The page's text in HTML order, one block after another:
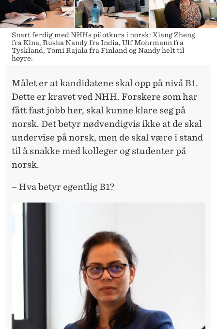
Snart ferdig med NHHs pilotkurs i norsk: Xiang Zheng
fra Kina, Rusha Nandy fra India, Ulf Mohrmann fra
Tyskland, Tomi Rajala fra Finland og Nandy helt til
høyre.
Målet er at kandidatene skal opp på nivå B1.
Dette er kravet ved NHH. Forskere som har
fått fast jobb her, skal kunne klare seg på
norsk. Det betyr nødvendigvis ikke at de skal
undervise på norsk, men de skal være i stand
til å snakke med kolleger og studenter på
norsk.
– Hva betyr egentlig B1?